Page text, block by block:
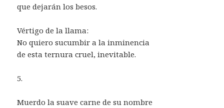
que dejarán los besos.
Vértigo de la llama:
No quiero sucumbir a la inminencia
de esta ternura cruel, inevitable.
5.
Muerdo la suave carne de su nombre